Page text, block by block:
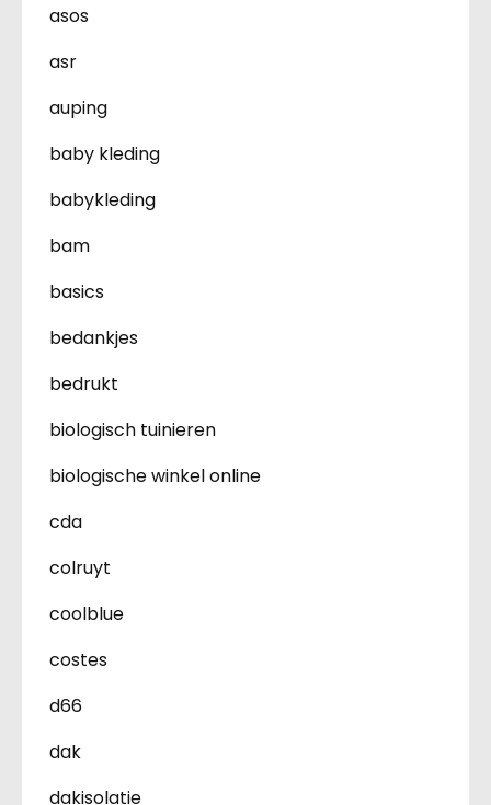
asos
asr
auping
baby kleding
babykleding
bam
basics
bedankjes
bedrukt
biologisch tuinieren
biologische winkel online
cda
colruyt
coolblue
costes
d66
dak
dakisolatie